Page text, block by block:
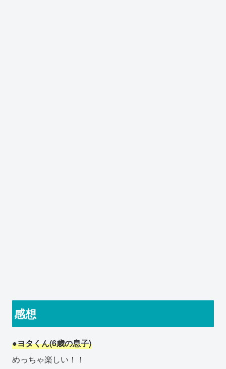
感想
●ヨタくん(6歳の息子)
めっちゃ楽しい！！